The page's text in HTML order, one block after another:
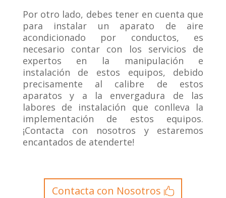
Por otro lado, debes tener en cuenta que
para instalar un aparato de aire
acondicionado por conductos, es
necesario contar con los servicios de
expertos en la manipulación e
instalación de estos equipos, debido
precisamente al calibre de estos
aparatos y a la envergadura de las
labores de instalación que conlleva la
implementación de estos equipos.
¡Contacta con nosotros y estaremos
encantados de atenderte!
Contacta con Nosotros